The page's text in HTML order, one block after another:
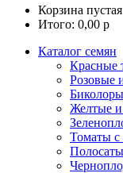
Корзина пустая
Итого: 0,00 р
Каталог семян
Красные
Розовые
Желтые
Томаты с